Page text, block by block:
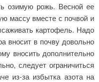
ози­мую рожь. Весной ее
массу вместе с почвой и
картофель. Надо
вносит в почву довольно
вносить дополнительно
следует ограничиться
из-за избытка азота на